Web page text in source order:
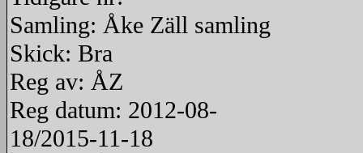
Samling: Åke Zäll samling
Skick: Bra
Reg av: ÅZ
Reg datum: 2012-08-
18/2015-11-18